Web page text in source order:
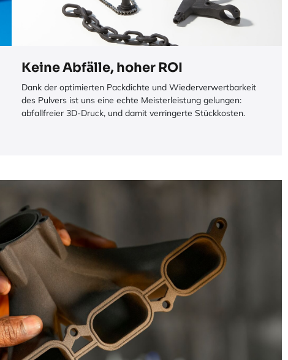
Keine Abfälle, hoher ROI
Dank der optimierten Packdichte und Wiederverwertbarkeit
des Pulvers ist uns eine echte Meisterleistung gelungen:
abfallfreier 3D-Druck, und damit verringerte Stückkosten.